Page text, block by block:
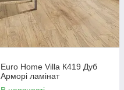
Euro Home Villa К419 Дуб
Арморі ламінат